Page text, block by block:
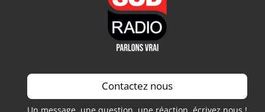
Contactez nous